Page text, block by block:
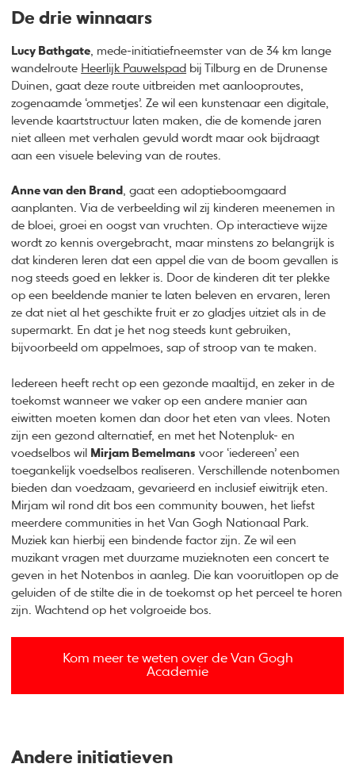
De drie winnaars
Lucy Bathgate , mede-initiatiefneemster van de 34 km lange
wandelroute Heerlijk Pauwelspad bij Tilburg en de Drunense
Duinen, gaat deze route uitbreiden met aanlooproutes,
zogenaamde ‘ommetjes’. Ze wil een kunstenaar een digitale,
levende kaartstructuur laten maken, die de komende jaren
niet alleen met verhalen gevuld wordt maar ook bijdraagt
aan een visuele beleving van de routes.
Anne van den Brand , gaat een adoptieboomgaard
aanplanten. Via de verbeelding wil zij kinderen meenemen in
de bloei, groei en oogst van vruchten. Op interactieve wijze
wordt zo kennis overgebracht, maar minstens zo belangrijk is
dat kinderen leren dat een appel die van de boom gevallen is
nog steeds goed en lekker is. Door de kinderen dit ter plekke
op een beeldende manier te laten beleven en ervaren, leren
ze dat niet al het geschikte fruit er zo gladjes uitziet als in de
supermarkt. En dat je het nog steeds kunt gebruiken,
bijvoorbeeld om appelmoes, sap of stroop van te maken.
Iedereen heeft recht op een gezonde maaltijd, en zeker in de
toekomst wanneer we vaker op een andere manier aan
eiwitten moeten komen dan door het eten van vlees. Noten
zijn een gezond alternatief, en met het Notenpluk- en
voedselbos wil
Mirjam Bemelmans voor ‘iedereen’ een
toegankelijk voedselbos realiseren. Verschillende notenbomen
bieden dan voedzaam, gevarieerd en inclusief eiwitrijk eten.
Mirjam wil rond dit bos een community bouwen, het liefst
meerdere communities in het Van Gogh Nationaal Park.
Muziek kan hierbij een bindende factor zijn. Ze wil een
muzikant vragen met duurzame muzieknoten een concert te
geven in het Notenbos in aanleg. Die kan vooruitlopen op de
geluiden of de stilte die in de toekomst op het perceel te horen
zijn. Wachtend op het volgroeide bos.
Kom meer te weten over de Van Gogh
Academie
Andere initiatieven